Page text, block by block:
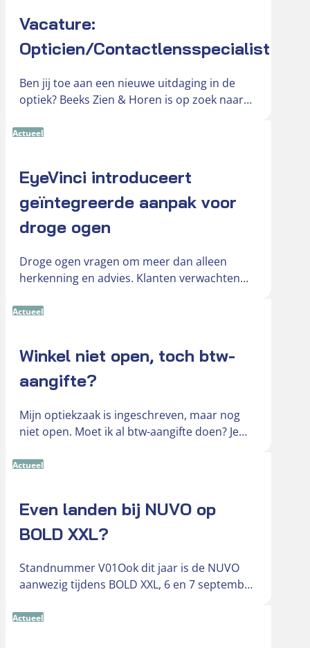
Vacature:
Opticien/Contactlensspecialist
Ben jij toe aan een nieuwe uitdaging in de
optiek? Beeks Zien & Horen is op zoek naar
Actueel
EyeVinci introduceert
geïntegreerde aanpak voor
droge ogen
Droge ogen vragen om meer dan alleen
herkenning en advies. Klanten verwachten
voor hun…
Actueel
Winkel niet open, toch btw-
aangifte?
Mijn optiekzaak is ingeschreven, maar nog
niet open. Moet ik al btw-aangifte doen? Je
Actueel
Even landen bij NUVO op
BOLD XXL?
Standnummer V01Ook dit jaar is de NUVO
aanwezig tijdens BOLD XXL, 6 en 7 september
Actueel